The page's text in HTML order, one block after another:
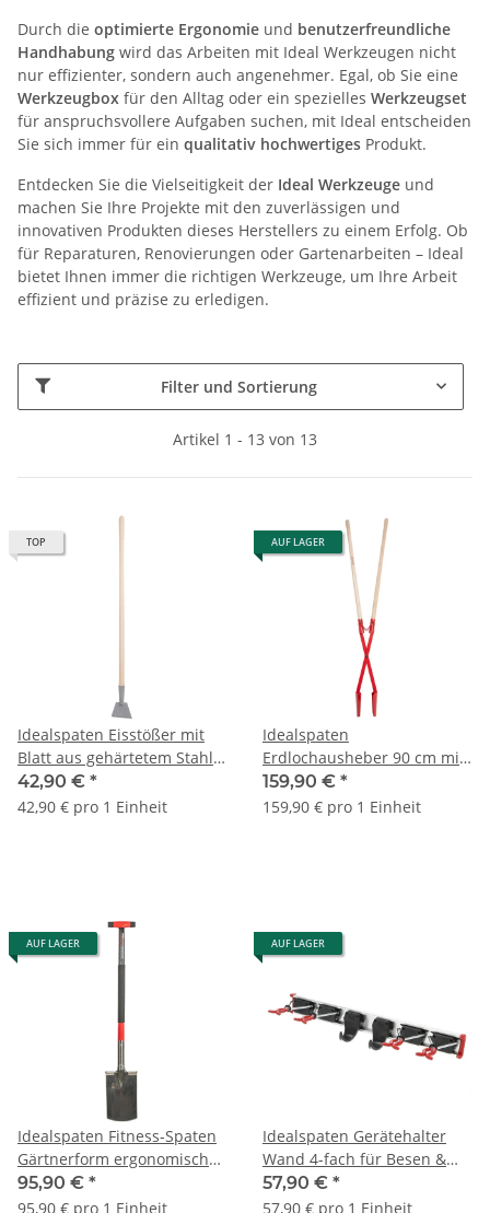
Durch die optimierte Ergonomie und benutzerfreundliche
Handhabung wird das Arbeiten mit Ideal Werkzeugen nicht
nur effizienter, sondern auch angenehmer. Egal, ob Sie eine
Werkzeugbox für den Alltag oder ein spezielles Werkzeugset
für anspruchsvollere Aufgaben suchen, mit Ideal entscheiden
Sie sich immer für ein qualitativ hochwertiges Produkt.
Entdecken Sie die Vielseitigkeit der Ideal Werkzeuge und
machen Sie Ihre Projekte mit den zuverlässigen und
innovativen Produkten dieses Herstellers zu einem Erfolg. Ob
für Reparaturen, Renovierungen oder Gartenarbeiten – Ideal
bietet Ihnen immer die richtigen Werkzeuge, um Ihre Arbeit
effizient und präzise zu erledigen.
Filter und Sortierung
Artikel 1 - 13 von 13
TOP
Idealspaten Eisstößer mit
Blatt aus gehärtetem Stahl
40110201
42,90 € *
42,90 € pro 1 Einheit
AUF LAGER
Idealspaten
Erdlochausheber 90 cm mit
Eschestiel | Jumbo |
64070100
159,90 € *
159,90 € pro 1 Einheit
AUF LAGER
Idealspaten Fitness-Spaten
Gärtnerform ergonomisch
24019000
95,90 € *
95,90 € pro 1 Einheit
AUF LAGER
Idealspaten Gerätehalter
Wand 4-fach für Besen &
Gartenwerkzeug | 60350800
57,90 € *
57,90 € pro 1 Einheit